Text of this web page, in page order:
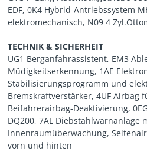
EDF, 0K4 Hybrid-Antriebssystem
elektromechanisch, N09 4
TECHNIK & SICHERHEIT
UG1 Berganfahrassistent, EM3
Müdigkeitserkennung, 1AE
Stabilisierungsprogramm und
Bremskraftverstärker, 4UF Airbag
Beifahrerairbag-Deaktivierung,
DQ200, 7AL Diebstahlwarnanlage
Innenraumüberwachung,
vorn und hinten